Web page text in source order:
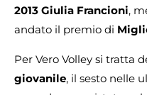
2013 Giulia Francioni,
andato il premio di
Per Vero Volley si tratta
giovanile, il sesto nelle